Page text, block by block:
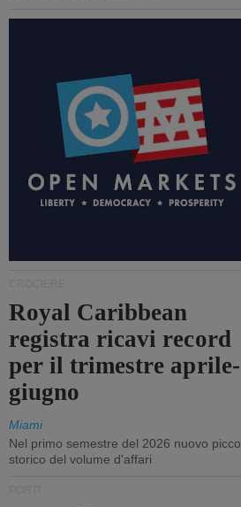
Royal Caribbean
registra ricavi record
per il trimestre aprile-
giugno
Miami
Nel primo semestre del 2026 nuovo picco
storico del volume d'affari